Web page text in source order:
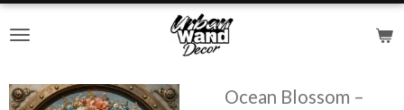
Ocean Blossom –